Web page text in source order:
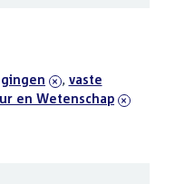
, verwijder
filter
vaste
en Wetenschap